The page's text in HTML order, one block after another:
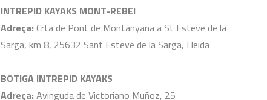
INTREPID KAYAKS MONT-REBEI
Adreça: Crta de Pont de Montanyana a St Esteve de la
Sarga, km 8, 25632 Sant Esteve de la Sarga, Lleida
BOTIGA INTREPID KAYAKS
Adreça: Avinguda de Victoriano Muñoz, 25